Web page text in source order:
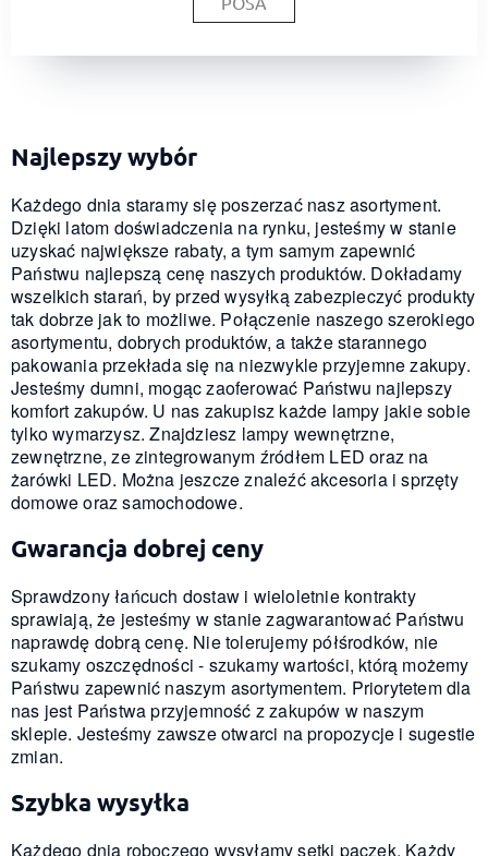
Najlepszy wybór
Każdego dnia staramy się poszerzać nasz asortyment.
Dzięki latom doświadczenia na rynku, jesteśmy w stanie
uzyskać największe rabaty, a tym samym zapewnić
Państwu najlepszą cenę naszych produktów. Dokładamy
wszelkich starań, by przed wysyłką zabezpieczyć produkty
tak dobrze jak to możliwe. Połączenie naszego szerokiego
asortymentu, dobrych produktów, a także starannego
pakowania przekłada się na niezwykle przyjemne zakupy.
Jesteśmy dumni, mogąc zaoferować Państwu najlepszy
komfort zakupów. U nas zakupisz każde lampy jakie sobie
tylko wymarzysz. Znajdziesz lampy wewnętrzne,
zewnętrzne, ze zintegrowanym źródłem LED oraz na
żarówki LED. Można jeszcze znaleźć akcesoria i sprzęty
domowe oraz samochodowe.
Gwarancja dobrej ceny
Sprawdzony łańcuch dostaw i wieloletnie kontrakty
sprawiają, że jesteśmy w stanie zagwarantować Państwu
naprawdę dobrą cenę. Nie tolerujemy półśrodków, nie
szukamy oszczędności - szukamy wartości, którą możemy
Państwu zapewnić naszym asortymentem. Priorytetem dla
nas jest Państwa przyjemność z zakupów w naszym
sklepie. Jesteśmy zawsze otwarci na propozycje i sugestie
zmian.
Szybka wysyłka
Każdego dnia roboczego wysyłamy setki paczek. Każdy